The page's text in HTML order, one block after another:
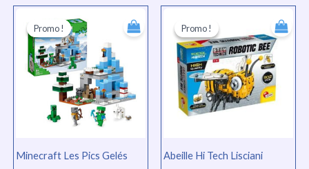
Promo !
Minecraft Les Pics Gelés
Promo !
prix
initial
était :
TND
222.000.
prix
actuel
Promo !
Abeille Hi Tech Lisciani
Promo !
initial
était :
TND
168.000.
prix
actuel